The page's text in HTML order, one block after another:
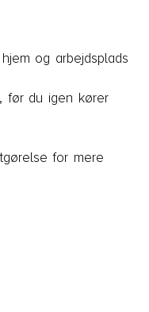
og arbejdsplads
før du igen kører
for mere